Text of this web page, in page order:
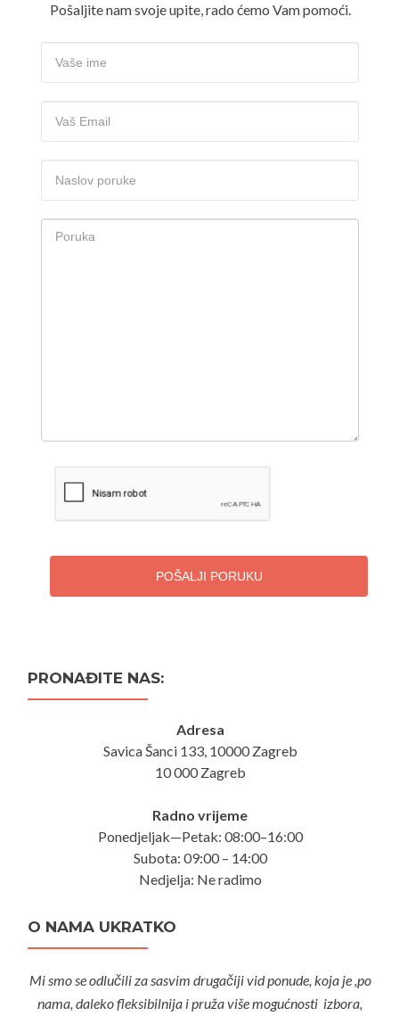
Pošaljite nam svoje upite, rado ćemo Vam pomoći.
POŠALJI PORUKU
PRONAĐITE NAS:
Adresa
Savica Šanci 133, 10000 Zagreb
10 000 Zagreb
Radno vrijeme
Ponedjeljak—Petak: 08:00–16:00
Subota: 09:00 – 14:00
Nedjelja: Ne radimo
O NAMA UKRATKO
Mi smo se odlučili za sasvim drugačiji vid ponude, koja je ,po
nama, daleko fleksibilnija i pruža više mogućnosti izbora,